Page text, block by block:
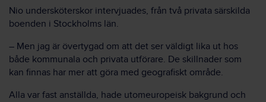
Nio undersköterskor intervjuades, från två privata särskilda
boenden i Stockholms län.
– Men jag är övertygad om att det ser väldigt lika ut hos
både kommunala och privata utförare. De skillnader som
kan finnas har mer att göra med geografiskt område.
Alla var fast anställda, hade utomeuropeisk bakgrund och